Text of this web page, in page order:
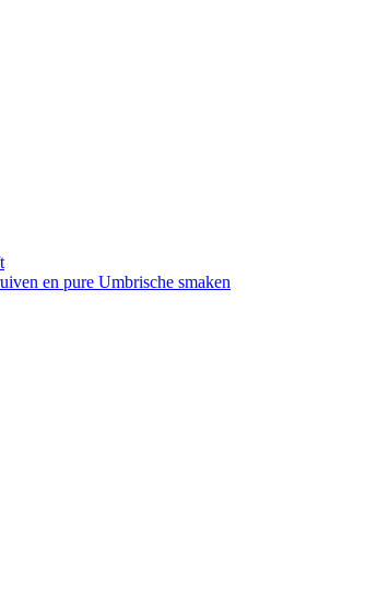
en pure Umbrische smaken